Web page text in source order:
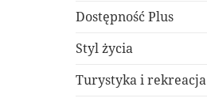
Dostępność Plus
Styl życia
Turystyka i rekreacja